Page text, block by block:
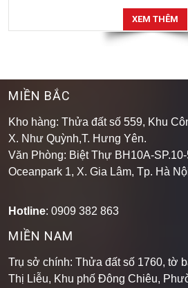
XEM THÊM
MIỀN BẮC
Kho hàng: Thửa đất số 559, Khu
X. Như Quỳnh,T. Hưng Yên.
Văn Phòng: Biệt Thự BH10A-
Oceanpark 1, X. Gia Lâm, Tp. Hà
Hotline: 0909 382 863
MIỀN NAM
Trụ sở chính: Thửa đất số 1760, tờ
Thị Liễu, Khu phố Đông Chiêu,